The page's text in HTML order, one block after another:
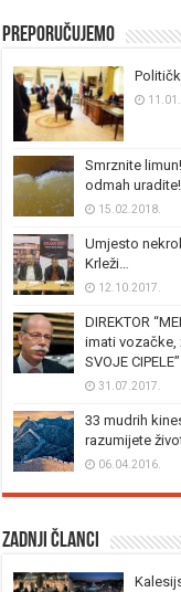
Preporučujemo
Smrznite
odmah uradite!
15.02.2018.
Umjesto
Krleži…
12.10.2017.
DIREKTOR
imati vozačke,
SVOJE CIPELE”
31.07.2017.
33 mudrih
razumijete
06.04.2016.
Zadnji članci